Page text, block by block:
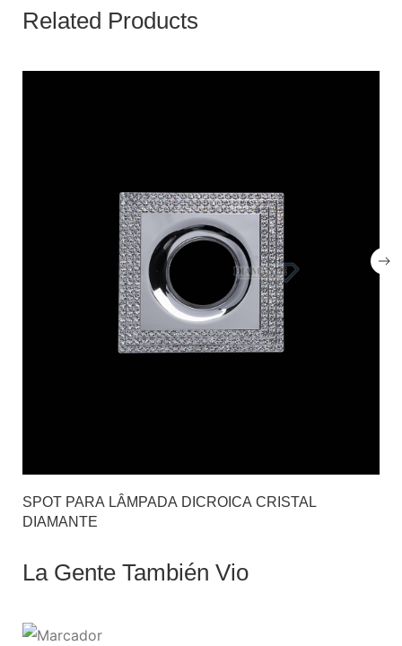
Related Products
SPOT PARA LÂMPADA DICROICA CRISTAL
DIAMANTE
La Gente También Vio